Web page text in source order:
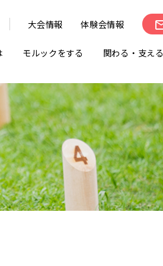
大会情報 体験会情報
モルックをする 関わる・支える